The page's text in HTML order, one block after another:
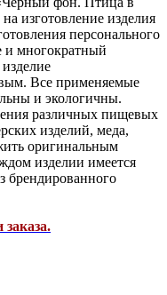
изготовление изделия
персонального
и многократный
Все применяемые
и экологичны.
различных пищевых
изделий, меда,
оригинальным
изделии имеется
брендированного